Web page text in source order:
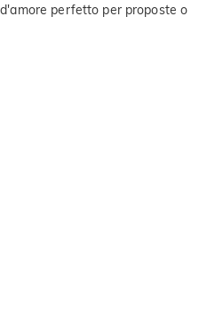
perfetto per proposte o